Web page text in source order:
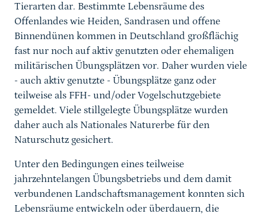
Tierarten dar. Bestimmte Lebensräume des
Offenlandes wie Heiden, Sandrasen und offene
Binnendünen kommen in Deutschland großflächig
fast nur noch auf aktiv genutzten oder ehemaligen
militärischen Übungsplätzen vor. Daher wurden viele
- auch aktiv genutzte - Übungsplätze ganz oder
teilweise als FFH- und/oder Vogelschutzgebiete
gemeldet. Viele stillgelegte Übungsplätze wurden
daher auch als Nationales Naturerbe für den
Naturschutz gesichert.
Unter den Bedingungen eines teilweise
jahrzehntelangen Übungsbetriebs und dem damit
verbundenen Landschaftsmanagement konnten sich
Lebensräume entwickeln oder überdauern, die